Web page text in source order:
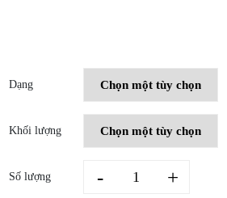
Dạng
Khối lượng
Số lượng
CAU
- +